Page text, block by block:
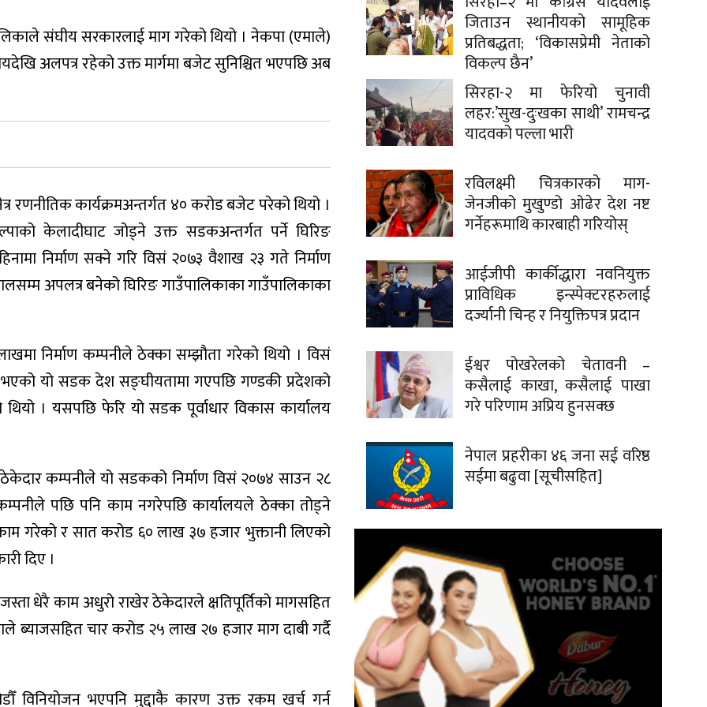
संघीय सरकारलाई माग गरेको थियो । नेकपा (एमाले)
अलपत्र रहेको उक्त मार्गमा बजेट सुनिश्चित भएपछि अब
रणनीतिक कार्यक्रमअन्तर्गत ४० करोड बजेट परेको थियो ।
केलादीघाट जोड्ने उक्त सडकअन्तर्गत पर्ने घिरिङ
निर्माण सक्ने गरि विसं २०७३ वैशाख २३ गते निर्माण
अपलत्र बनेको घिरिङ गाउँपालिकाका गाउँपालिकाका
निर्माण कम्पनीले ठेक्का सम्झौता गरेको थियो । विसं
भएको यो सडक देश सङ्घीयतामा गएपछि गण्डकी प्रदेशको
। यसपछि फेरि यो सडक पूर्वाधार विकास कार्यालय
कम्पनीले यो सडकको निर्माण विसं २०७४ साउन २८
पछि पनि काम नगरेपछि कार्यालयले ठेक्का तोड्ने
गरेको र सात करोड ६० लाख ३७ हजार भुक्तानी लिएको
दिए ।
धेरै काम अधुरो राखेर ठेकेदारले क्षतिपूर्तिको मागसहित
ब्याजसहित चार करोड २५ लाख २७ हजार माग दाबी गर्दै
विनियोजन भएपनि मुद्दाकै कारण उक्त रकम खर्च गर्न
जिताउन स्थानीयको सामूहिक
प्रतिबद्धता; ‘विकासप्रेमी नेताको
विकल्प छैन’
सिरहा-२ मा फेरियो चुनावी
लहर:’सुख-दुःखका साथी’ रामचन्द्र
यादवको पल्ला भारी
रविलक्ष्मी चित्रकारको माग-
जेनजीको मुखुण्डो ओढेर देश नष्ट
गर्नेहरूमाथि कारबाही गरियोस्
आईजीपी कार्कीद्धारा नवनियुक्त
प्राविधिक इन्स्पेक्टरहरुलाई
दर्ज्यानी चिन्ह र नियुक्तिपत्र प्रदान
ईश्वर पोखरेलको चेतावनी –
कसैलाई काखा, कसैलाई पाखा
गरे परिणाम अप्रिय हुनसक्छ
नेपाल प्रहरीका ४६ जना सई वरिष्ठ
सईमा बढुवा [सूचीसहित]